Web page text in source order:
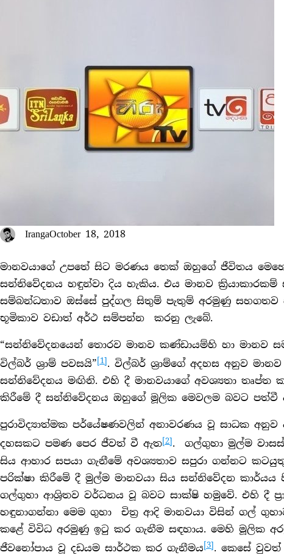
IrangaOctober 18, 2018
මානවයාගේ උපතේ සිට මරණය තෙක් ඔහුගේ ජීවිතය
සන්නිවේදනය හඳුන්වා දිය හැකිය. එය මානව
සම්බන්ධතාව ඔස්සේ පුද්ගල සිතුම් පැතුම් අරමුණු සහගතව
භූමිකාව වඩාත් අර්ථ සම්පන්න කරනු ලැබේ.
“සන්නිවේදනයෙන් තොරව මානව කණ්ඩායම්හි හා මානව
විල්බර් ශ්‍රාම් පවසයි”[1]. විල්බර් ශ්‍රාම්ගේ අදහස අනුව
සන්නිවේදනය මඟිනි. එහි දී මානවයාගේ අවශ්‍යතා
කිරීමේ දී සන්නිවේදනය ඔහුගේ මූලික මෙවලම බවට පත්වී
පුරාවිද්‍යාත්මක පර්යේෂණවලින් අනාවරණය වූ සාධක
දහසකට පමණ පෙර ජීවත් වී ඇත[2]. ගල්ගුහා මුල්ම
සිය ආහාර සපයා ගැනීමේ අවශ්‍යතාව සපුරා ගන්නට
පරික්ෂා කිරීමේ දී මුල්ම මානවයා සිය සන්නිවේදන කාර්යය
ගල්ගුහා ආශ්‍රිතව වර්ධනය වූ බවට සාක්ෂි හමුවේ. එහි දී
හඳුනාගන්නා මෙම ගුහා චිත්‍ර ආදි මානවයා විසින් ගල්
කළේ විවිධ අරමුණු ඉටු කර ගැනීම සඳහාය. මෙහි මූලික
ජීවනෝපාය වූ දඩයම සාර්ථක කර ගැනීමය[3]. කෙසේ